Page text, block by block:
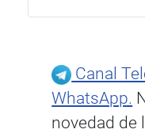
Canal
WhatsApp.
novedad de